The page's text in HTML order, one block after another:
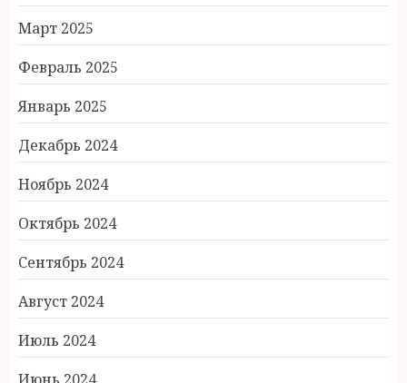
Март 2025
Февраль 2025
Январь 2025
Декабрь 2024
Ноябрь 2024
Октябрь 2024
Сентябрь 2024
Август 2024
Июль 2024